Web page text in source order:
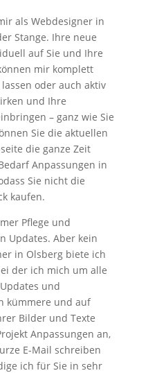
als Webdesigner in
Stange. Ihre neue
auf Sie und Ihre
mir komplett
oder auch aktiv
und Ihre
– ganz wie Sie
Sie die aktuellen
die ganze Zeit
Anpassungen in
Sie nicht die
kaufen.
Pflege und
Updates. Aber kein
in Olsberg biete ich
der ich mich um alle
und
kümmere und auf
Bilder und Texte
Anpassungen an,
E-Mail schreiben
ich für Sie in sehr